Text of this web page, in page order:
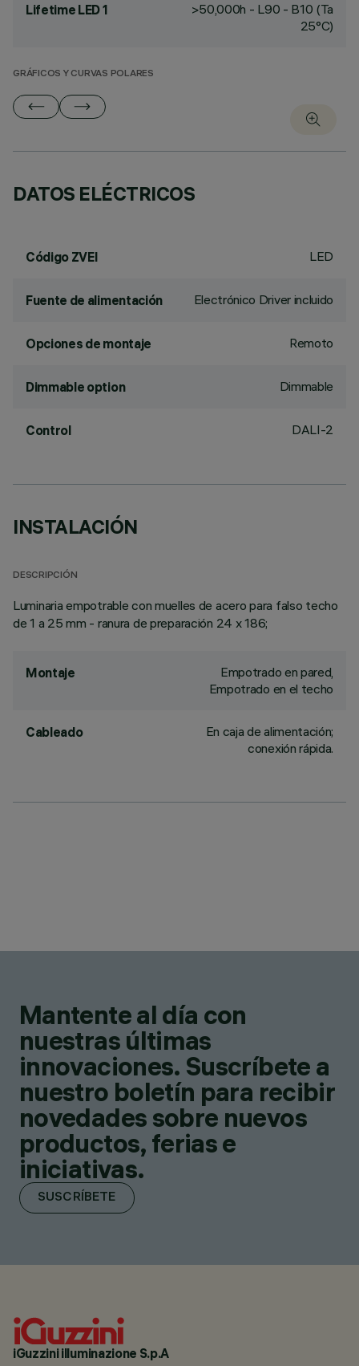
Lifetime LED 1
>50,000h - L90 - B10 (Ta
25°C)
GRÁFICOS Y CURVAS POLARES
DATOS ELÉCTRICOS
Código ZVEI LED
Fuente de alimentación Electrónico Driver incluido
Opciones de montaje Remoto
Dimmable option Dimmable
Control DALI-2
INSTALACIÓN
DESCRIPCIÓN
Luminaria empotrable con muelles de acero para falso techo
de 1 a 25 mm - ranura de preparación 24 x 186;
Montaje
Empotrado en pared,
Empotrado en el techo
Cableado
En caja de alimentación;
conexión rápida.
Mantente al día con
nuestras últimas
innovaciones. Suscríbete a
nuestro boletín para recibir
novedades sobre nuevos
productos, ferias e
iniciativas.
SUSCRÍBETE
iGuzzini illuminazione S.p.A